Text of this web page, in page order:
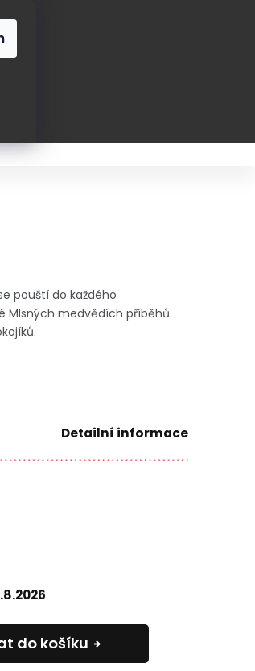
do košíku
pouští do každého
Mlsných medvědích příběhů
Detailní informace